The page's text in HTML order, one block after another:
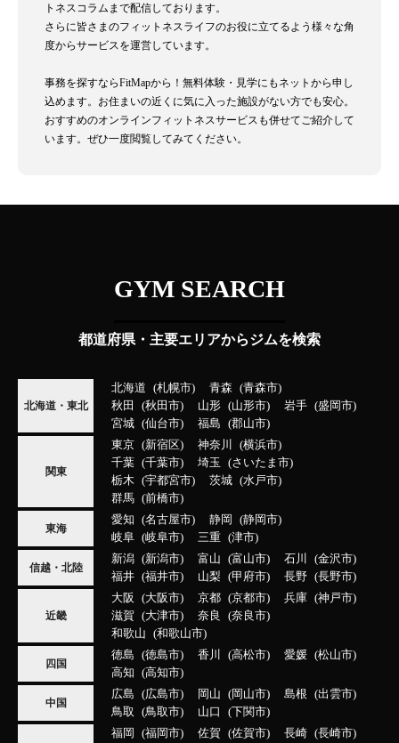
トネスコラムまで配信しております。
さらに皆さまのフィットネスライフのお役に立てるよう様々な角
度からサービスを運営しています。
事務を探すならFitMapから！無料体験・見学にもネットから申し
込めます。お住まいの近くに気に入った施設がない方でも安心。
おすすめのオンラインフィットネスサービスも併せてご紹介して
います。ぜひ一度閲覧してみてください。
GYM SEARCH
都道府県・主要エリアからジムを検索
北海道・東北
北海道 札幌市 青森
青森市
秋田
秋田市 山形 山形市 岩手
盛岡市
宮城
仙台市 福島 郡山市
関東
東京 新宿区 神奈川
横浜市
千葉
千葉市 埼玉
さいたま市
栃木
宇都宮市 茨城
水戸市
群馬
前橋市
東海
愛知 名古屋市 静岡
静岡市
岐阜
岐阜市 三重 津市
信越・北陸
新潟 新潟市 富山 富山市 石川
金沢市
福井
福井市 山梨 甲府市 長野 長野市
近畿
大阪 大阪市 京都 京都市 兵庫
神戸市
滋賀
大津市 奈良
奈良市
和歌山
和歌山市
四国
徳島 徳島市 香川 高松市 愛媛
松山市
高知
高知市
中国
広島 広島市 岡山 岡山市 島根
出雲市
鳥取
鳥取市 山口 下関市
福岡 福岡市 佐賀 佐賀市 長崎
長崎市